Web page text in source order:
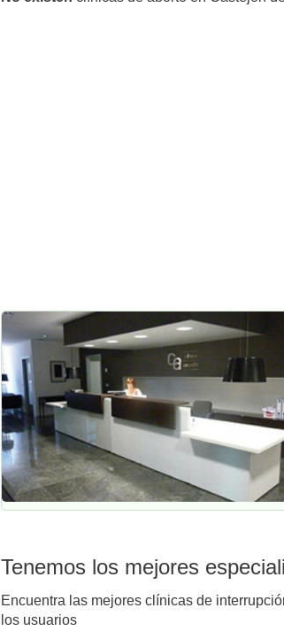
Tenemos los mejores
Encuentra las mejores clínicas de
los usuarios